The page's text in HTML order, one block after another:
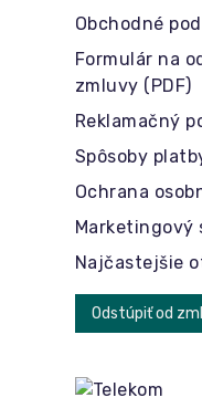
Obchodné
Formulár na
zmluvy (PDF)
Reklamačný
Spôsoby
Ochrana
Marketingový
Najčastejšie
Odstúpiť od